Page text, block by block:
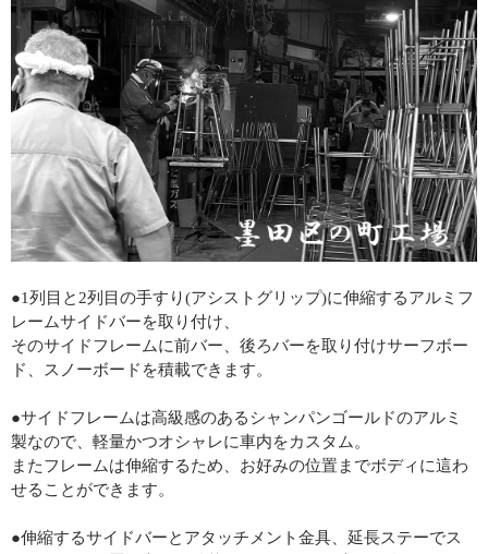
●1列目と2列目の手すり(アシストグリップ)に伸縮するアルミフ
レームサイドバーを取り付け、
そのサイドフレームに前バー、後ろバーを取り付けサーフボー
ド、スノーボードを積載できます。
●サイドフレームは高級感のあるシャンパンゴールドのアルミ
製なので、軽量かつオシャレに車内をカスタム。
またフレームは伸縮するため、お好みの位置までボディに這わ
せることができます。
●伸縮するサイドバーとアタッチメント金具、延長ステーでス